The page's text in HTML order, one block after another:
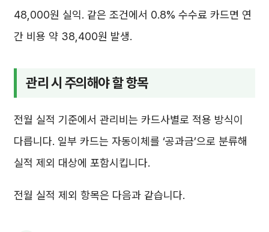
48,000원 실익. 같은 조건에서 0.8% 수수료 카드면 연
간 비용 약 38,400원 발생.
관리 시 주의해야 할 항목
전월 실적 기준에서 관리비는 카드사별로 적용 방식이
다릅니다. 일부 카드는 자동이체를 ‘공과금’으로 분류해
실적 제외 대상에 포함시킵니다.
전월 실적 제외 항목은 다음과 같습니다.